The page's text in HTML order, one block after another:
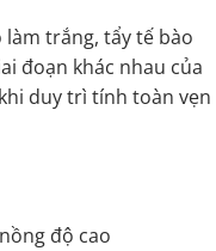
trắng, tẩy tế bào
đoạn khác nhau của
duy trì tính toàn vẹn
độ cao